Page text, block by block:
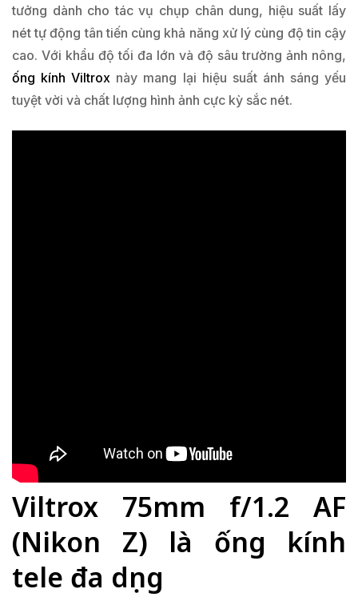
tưởng dành cho tác vụ chụp chân dung, hiệu suất lấy
nét tự động tân tiến cùng khả năng xử lý cùng độ tin cậy
cao. Với khẩu độ tối đa lớn và độ sâu trường ảnh nông,
ống kính Viltrox này mang lại hiệu suất ánh sáng yếu
tuyệt vời và chất lượng hình ảnh cực kỳ sắc nét.
Viltrox 75mm f/1.2 AF
(Nikon Z) là ống kính
tele đa dụng